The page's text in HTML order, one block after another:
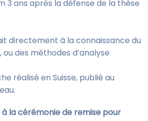
ans après la défense de la thèse
directement à la connaissance du
des méthodes d’analyse
réalisé en Suisse, publié au
la cérémonie de remise pour